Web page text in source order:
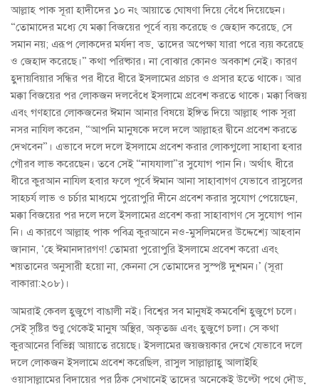
আল্লাহ পাক সূরা হাদীদের ১০ নং আয়াতে ঘোষণা দিয়ে বেঁধে দিয়েছেন।
“তোমাদের মধ্যে যে মক্কা বিজয়ের পূর্বে ব্যয় করেছে ও জেহাদ করেছে, সে
সমান নয়; এরূপ লোকদের মর্যদা বড় তাদের অপেক্ষা যারা পরে ব্যয় করেছে
ও জেহাদ করেছে।” কথা পরিষ্কার। না বোঝার কোনও অবকাশ নেই। কারণ
হুদায়বিয়ার সন্ধির পর ধীরে ধীরে ইসলামের প্রচার ও প্রসার হতে থাকে। আর
মক্কা বিজয়ের পর লোকজন দলবেঁধে ইসলামে প্রবেশ করতে থাকে। মক্কা বিজয়
এবং গণহারে লোকজনের ঈমান আনার বিষয়ে ইঙ্গিত দিয়ে আল্লাহ পাক সূরা
নসর নাযিল করেন, “আপনি মানুষকে দলে দলে আল্লাহর দ্বীনে প্রবেশ করতে
দেখবেন”। এভাবে দলে দলে ইসলামে প্রবেশ করার লোকগুলো সাহাবা হবার
গৌরব লাভ করেছেন। তবে সেই “নাযযালা”র সুযোগ পান নি। অর্থাৎ ধীরে
ধীরে কুরআন নাযিল হবার ফলে পূর্বে ঈমান আনা সাহাবাগণ যেভাবে রাসুলের
সাহচর্য লাভ ও চর্চার মাধ্যমে পুরোপুরি দীনে প্রবেশ করার সুযোগ পেয়েছেন,
মক্কা বিজয়ের পর দলে দলে ইসলামের প্রবেশ করা সাহাবাগণ সে সুযোগ পান
নি। এ কারণে আল্লাহ পাক পবিত্র কুরআনে নও-মুসলিমদের উদ্দেশ্যে আহবান
জানান, ‘হে ঈমানদারগণ! তোমরা পুরোপুরি ইসলামে প্রবেশ করো এবং
শয়তানের অনুসারী হয়ো না, কেননা সে তোমাদের সুস্পষ্ট দুশমন।’ (সূরা
বাকারা:২০৮)।
আমরাই কেবল হুজুগে বাঙালী নই। বিশ্বের সব মানুষই কমবেশি হুজুগে চলে।
সেই সৃষ্টির শুরু থেকেই মানুষ অস্থির, অকৃতজ্ঞ এবং হুজুগে চলা। সে কথা
কুরআনের বিভিন্ন আয়াতে রয়েছে। ইসলামের জয়জয়কার দেখে যেভাবে দলে
দলে লোকজন ইসলামে প্রবেশ করেছিল, রাসুল সাল্লাল্লাহু আলাইহি
ওয়াসাল্লামের বিদায়ের পর ঠিক সেখানেই তাদের অনেকেই উল্টো পথে দৌড়